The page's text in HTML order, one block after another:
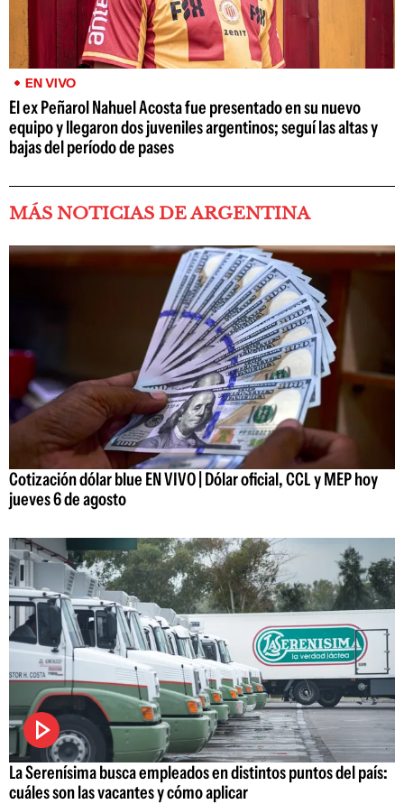
EN VIVO
El ex Peñarol Nahuel Acosta fue presentado en su nuevo
equipo y llegaron dos juveniles argentinos; seguí las altas y
bajas del período de pases
MÁS NOTICIAS DE ARGENTINA
Cotización dólar blue EN VIVO | Dólar oficial, CCL y MEP hoy
jueves 6 de agosto
La Serenísima busca empleados en distintos puntos del país:
cuáles son las vacantes y cómo aplicar